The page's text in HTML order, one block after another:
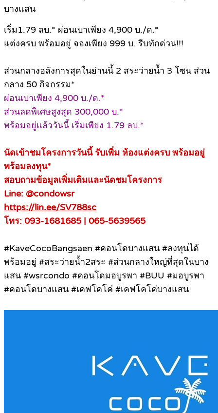
บางแสน
เริ่ม1.79 ลบ.* ผ่อนเบาเพียง 4,900 บ./ด.*
แต่งครบ พร้อมอยู่ จองเพียง 999 บ. รีบทักด่วน!!!
ส่วนกลางอลังการสุดในย่านนี้ 2 สระว่ายน้ำ 3 โซน ส่วน
กลาง 50 กิจกรรม*
ผ่อนเบาเพียง 4,900 บ./ด.*
ส่วนลดพิเศษสูงสุด 300,000 บ.*
พร้อมอยู่แล้ววันนี้ เริ่มเพียง 1.79 ลบ.*
นัดเข้าชมโครงการวันนี้ รับเพิ่ม ห้องแต่งครบ พร้อมอยู่
พร้อมลงทุน*
สอบถามข้อมูลเพิ่มเติมและนัดชมโครงการ
Line: @condowsr
https://lin.ee/SV788sc
โทร: 093-1681685 | 065-5639565
#KaveCocoBangsaen #คอนโดบางแสน #ลงทุนได้
พร้อมอยู่ #สระว่ายน้ำ2สระ #ส่วนกลางใหญ่ที่สุดในบาง
แสน #wsrcondo #คอนโดมอบูรพา #BUU #มอบูรพา
#คอนโดบางแสน #เคฟโคโค่ #เคฟโคโค่บางแสน